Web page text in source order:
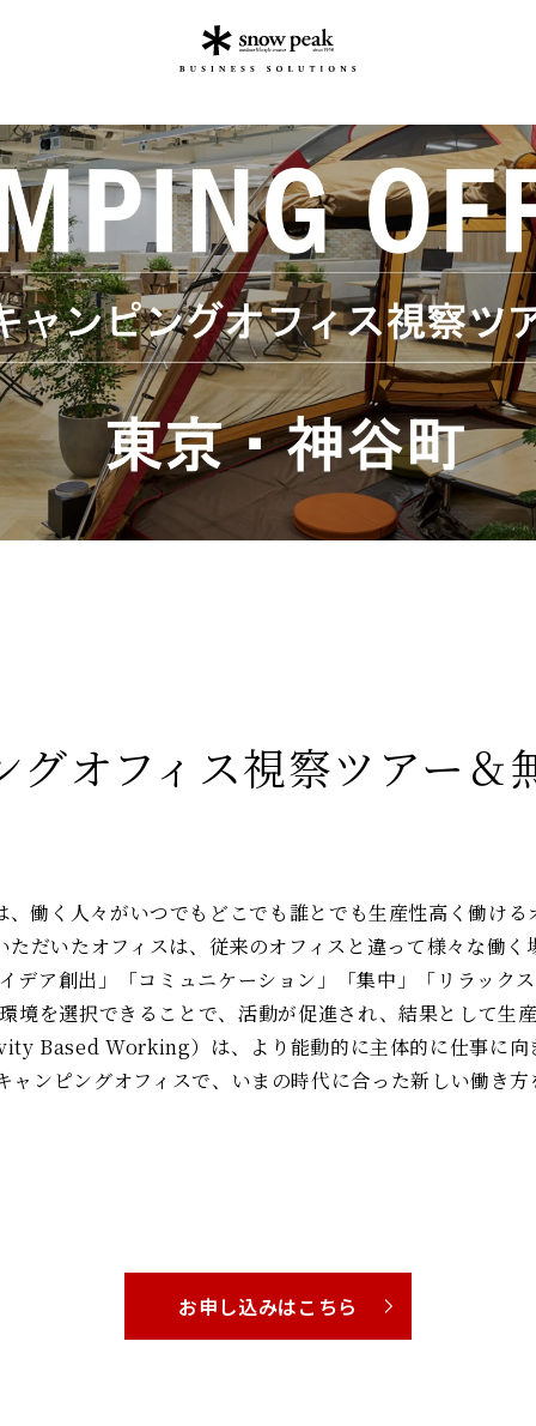
グオフィス視察ツアー＆
働く人々がいつでもどこでも誰とでも生産性高く働ける
だいたオフィスは、従来のオフィスと違って様々な働く
デア創出」「コミュニケーション」「集中」「リラック
境を選択できることで、活動が促進され、結果として生
Based Working）は、より能動的に主体的に仕事に向
ンピングオフィスで、いまの時代に合った新しい働き方
お申し込みはこちら